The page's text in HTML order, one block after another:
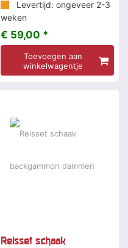
Levertijd: ongeveer 2-3
weken
€ 59,00 *
Toevoegen aan
winkelwagentje
Reisset schaak